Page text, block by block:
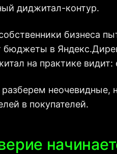
диджитал-контур.
бизнеса
бюджеты в
на практике видит:
разберем неочевидные,
в покупателей.